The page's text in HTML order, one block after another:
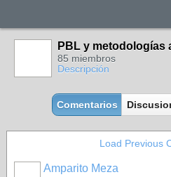
PBL y metodologías
85 miembros
Descripción
Comentarios
Load Previous
Amparito Meza